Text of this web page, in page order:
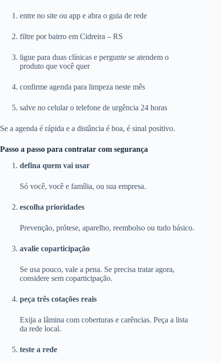
entre no site ou app e abra o guia de rede
filtre por bairro em Cidreira – RS
ligue para duas clínicas e pergunte se atendem o
produto que você quer
confirme agenda para limpeza neste mês
salve no celular o telefone de urgência 24 horas
Se a agenda é rápida e a distância é boa, é sinal positivo.
Passo a passo para contratar com segurança
defina quem vai usar
Só você, você e família, ou sua empresa.
escolha prioridades
Prevenção, prótese, aparelho, reembolso ou tudo básico.
avalie coparticipação
Se usa pouco, vale a pena. Se precisa tratar agora,
considere sem coparticipação.
peça três cotações reais
Exija a lâmina com coberturas e carências. Peça a lista
da rede local.
teste a rede